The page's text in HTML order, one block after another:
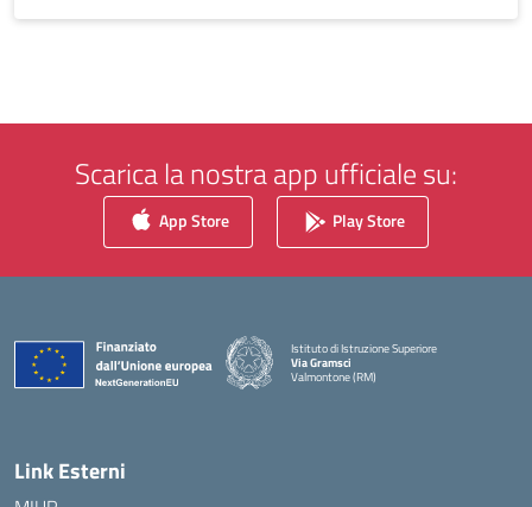
Scarica la nostra app ufficiale su:
App Store Play Store
Istituto di Istruzione Superiore
Via Gramsci
Valmontone (RM)
Link Esterni